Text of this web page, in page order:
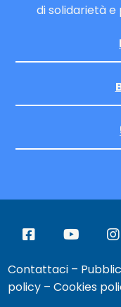
di solidarietà
Contattaci –
policy –Cookies